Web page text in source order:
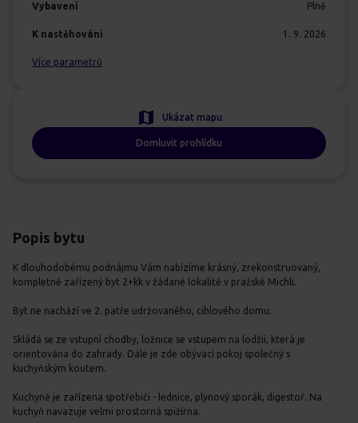
Vybavení Plně
K nastěhování 1. 9. 2026
Více parametrů
Ukázat mapu
Domluvit prohlídku
Popis bytu
K dlouhodobému podnájmu Vám nabízíme krásný, zrekonstruovaný,
kompletně zařízený byt 2+kk v žádané lokalitě v pražské Michli.
Byt ne nachází ve 2. patře udržovaného, cihlového domu.
Skládá se ze vstupní chodby, ložnice se vstupem na lodžii, která je
orientována do zahrady. Dále je zde obývací pokoj společný s
kuchyňským koutem.
Kuchyně je zařízena spotřebiči - lednice, plynový sporák, digestoř. Na
kuchyň navazuje velmi prostorná spižírna.